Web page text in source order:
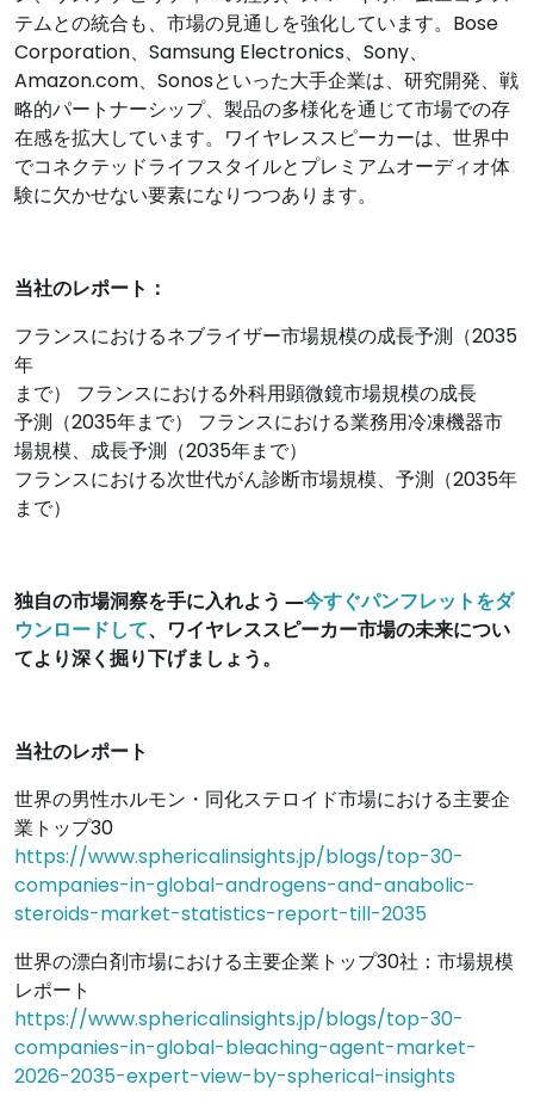
テムとの統合も、市場の見通しを強化しています。Bose
Corporation、Samsung Electronics、Sony、
Amazon.com、Sonosといった大手企業は、研究開発、戦
略的パートナーシップ、製品の多様化を通じて市場での存
在感を拡大しています。ワイヤレススピーカーは、世界中
でコネクテッドライフスタイルとプレミアムオーディオ体
験に欠かせない要素になりつつあります。
当社のレポート：
フランスにおけるネブライザー市場規模の成長予測（2035
年
まで） フランスにおける外科用顕微鏡市場規模の成長
予測（2035年まで） フランスにおける業務用冷凍機器市
場規模、成長予測（2035年まで）
フランスにおける次世代がん診断市場規模、予測（2035年
まで）
独自の市場洞察を手に入れよう ―今すぐパンフレットをダ
ウンロードして、ワイヤレススピーカー市場の未来につい
てより深く掘り下げましょう。
当社のレポート
世界の男性ホルモン・同化ステロイド市場における主要企
業トップ30
https://www.sphericalinsights.jp/blogs/top-30-
companies-in-global-androgens-and-anabolic-
steroids-market-statistics-report-till-2035
世界の漂白剤市場における主要企業トップ30社：市場規模
レポート
https://www.sphericalinsights.jp/blogs/top-30-
companies-in-global-bleaching-agent-market-
2026-2035-expert-view-by-spherical-insights